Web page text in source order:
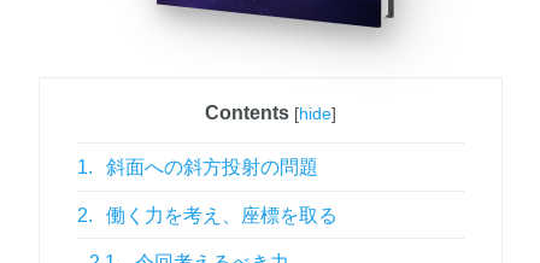
Contents [hide]
1. 斜面への斜方投射の問題
2. 働く力を考え、座標を取る